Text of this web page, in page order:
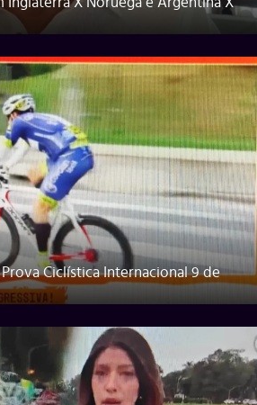
Inglaterra X Noruega e Argentina X
Ciclística Internacional 9 de